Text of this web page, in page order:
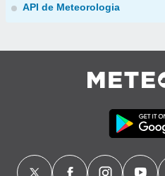
API de Meteorologia